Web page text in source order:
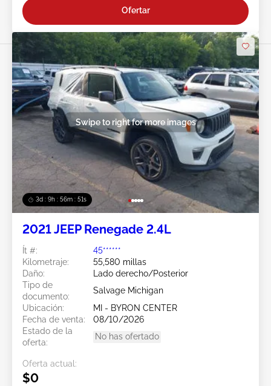
Ofertar
3d : 9h : 56m : 49s
Swipe to right for more images
2021 JEEP Renegade 2.4L
Ít #:
45******
Kilometraje:
55,580 millas
Daño:
Lado derecho/Posterior
Tipo de
documento:
Salvage Michigan
Ubicación:
MI - BYRON CENTER
Fecha de venta:
08/10/2026
Estado de la
oferta:
No has ofertado
Oferta actual:
$0